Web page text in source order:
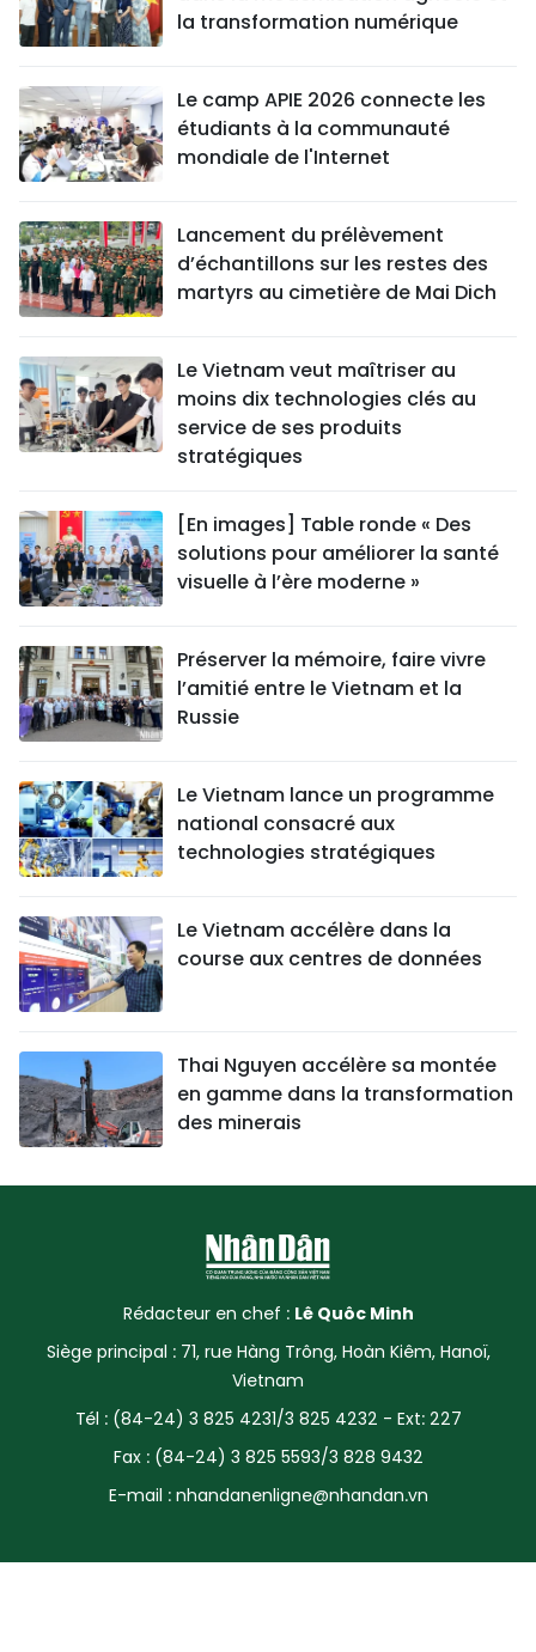
la transformation numérique
Le camp APIE 2026 connecte les
étudiants à la communauté
mondiale de l'Internet
Lancement du prélèvement
d’échantillons sur les restes des
martyrs au cimetière de Mai Dich
Le Vietnam veut maîtriser au
moins dix technologies clés au
service de ses produits
stratégiques
[En images] Table ronde « Des
solutions pour améliorer la santé
visuelle à l’ère moderne »
Préserver la mémoire, faire vivre
l’amitié entre le Vietnam et la
Russie
Le Vietnam lance un programme
national consacré aux
technologies stratégiques
Le Vietnam accélère dans la
course aux centres de données
Thai Nguyen accélère sa montée
en gamme dans la transformation
des minerais
Rédacteur en chef : Lê Quôc Minh
Siège principal : 71, rue Hàng Trông, Hoàn Kiêm, Hanoï,
Vietnam
Tél : (84-24) 3 825 4231/3 825 4232 - Ext: 227
Fax : (84-24) 3 825 5593/3 828 9432
E-mail : nhandanenligne@nhandan.vn